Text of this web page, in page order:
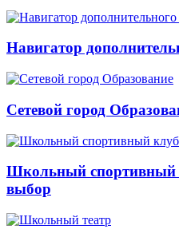
Навигатор
Сетевой город
Школьный спортивный
выбор